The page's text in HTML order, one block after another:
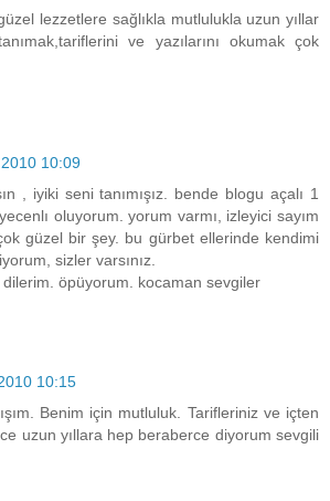
lezzetlere sağlıkla mutlulukla uzun yıllar
ve yazılarını okumak çok
10:09
, iyiki seni tanımışız. bende blogu açalı 1
oluyorum. yorum varmı, izleyici sayım
güzel bir şey. bu gürbet ellerinde kendimi
sizler varsınız.
dilerim. öpüyorum. kocaman sevgiler
10:15
Benim için mutluluk. Tarifleriniz ve içten
uzun yıllara hep beraberce diyorum sevgili